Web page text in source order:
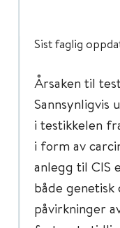
Sist faglig
Årsaken til
Sannsynligvis
i testikkelen
i form av
anlegg til CIS
både
påvirkninger